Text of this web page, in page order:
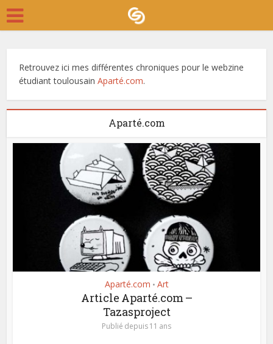
Retrouvez ici mes différentes chroniques pour le webzine
étudiant toulousainAparté.com.
Aparté.com
Aparté.com • Art
Article Aparté.com –
Tazasproject
Publié depuis 11 ans